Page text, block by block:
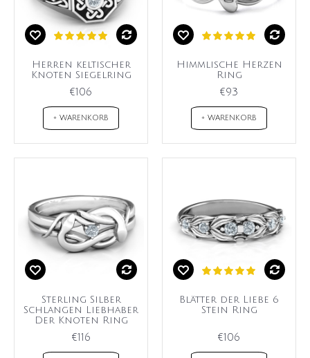
Herren keltischer
Knoten Siegelring
€106
+ WARENKORB
Himmlische Herzen
Ring
€93
+ WARENKORB
Sterling Silber
Schlangen Liebhaber
Der Knoten Ring
€116
Blätter der Liebe 6
Stein Ring
€106